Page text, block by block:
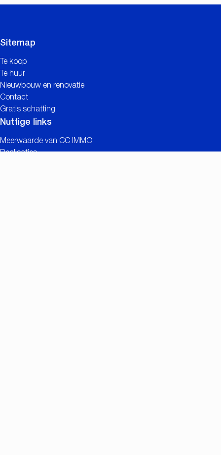
Sitemap
Te koop
Te huur
Nieuwbouw en renovatie
Contact
Gratis schatting
Nuttige links
Meerwaarde van CC IMMO
Realisaties